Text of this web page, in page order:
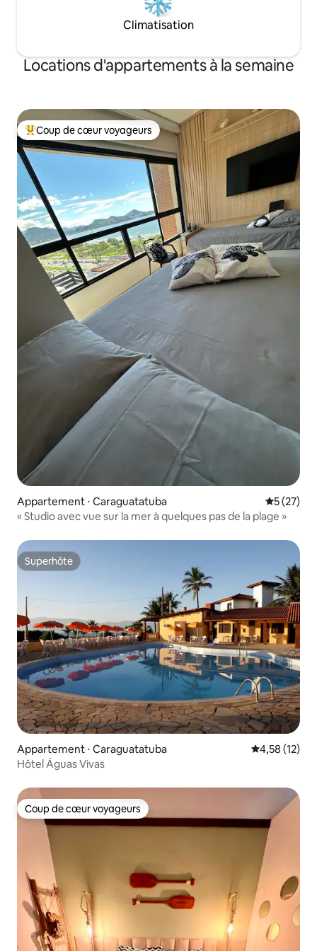
Climatisation
Locations d'appartements à la semaine
Coups de cœur voyageurs les plus appréciés
Coup de cœur voyageurs
Appartement ⋅ Caraguatatuba
5 (27)
« Studio avec vue sur la mer à quelques pas de la plage »
Superhôte
Superhôte
Appartement ⋅ Caraguatatuba Évaluation
4,58 (12)
Hôtel Águas Vivas
Coup de cœur voyageurs
Coup de cœur voyageurs